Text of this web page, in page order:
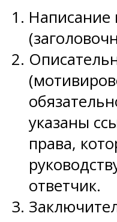
Написание
указаны
права,
ответчик.